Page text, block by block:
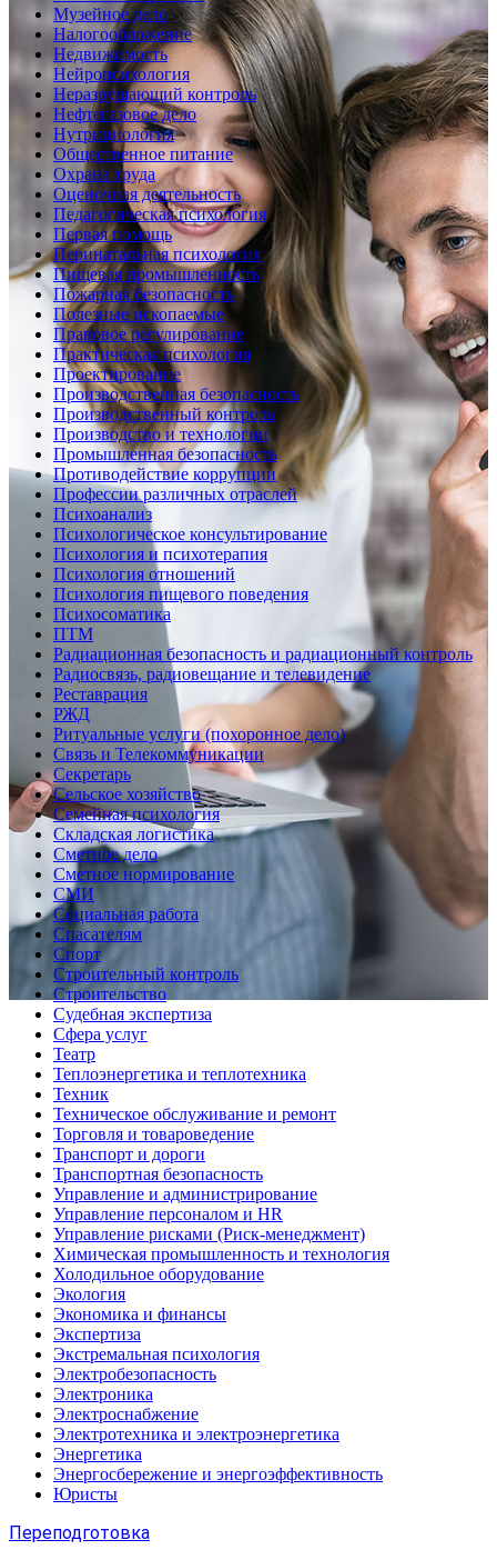
Музейное дело
Налогообложение
Недвижимость
Нейропсихология
Неразрушающий контроль
Нефтегазовое дело
Нутрициология
Общественное питание
Охрана труда
Оценочная деятельность
Педагогическая психология
Первая помощь
Перинатальная психология
Пищевая промышленность
Пожарная безопасность
Полезные ископаемые
Правовое регулирование
Практическая психология
Проектирование
Производственная безопасность
Производственный контроль
Производство и технологии
Промышленная безопасность
Противодействие коррупции
Профессии различных отраслей
Психоанализ
Психологическое консультирование
Психология и психотерапия
Психология отношений
Психология пищевого поведения
Психосоматика
ПТМ
Радиационная безопасность и радиационный контроль
Радиосвязь, радиовещание и телевидение
Реставрация
РЖД
Ритуальные услуги (похоронное дело)
Связь и Телекоммуникации
Секретарь
Сельское хозяйство
Семейная психология
Складская логистика
Сметное дело
Сметное нормирование
СМИ
Социальная работа
Спасателям
Спорт
Строительный контроль
Строительство
Судебная экспертиза
Сфера услуг
Театр
Теплоэнергетика и теплотехника
Техник
Техническое обслуживание и ремонт
Торговля и товароведение
Транспорт и дороги
Транспортная безопасность
Управление и администрирование
Управление персоналом и HR
Управление рисками (Риск-менеджмент)
Химическая промышленность и технология
Холодильное оборудование
Экология
Экономика и финансы
Экспертиза
Экстремальная психология
Электробезопасность
Электроника
Электроснабжение
Электротехника и электроэнергетика
Энергетика
Энергосбережение и энергоэффективность
Юристы
Переподготовка